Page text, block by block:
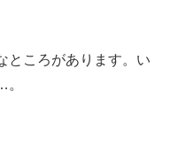
ところがあります。い